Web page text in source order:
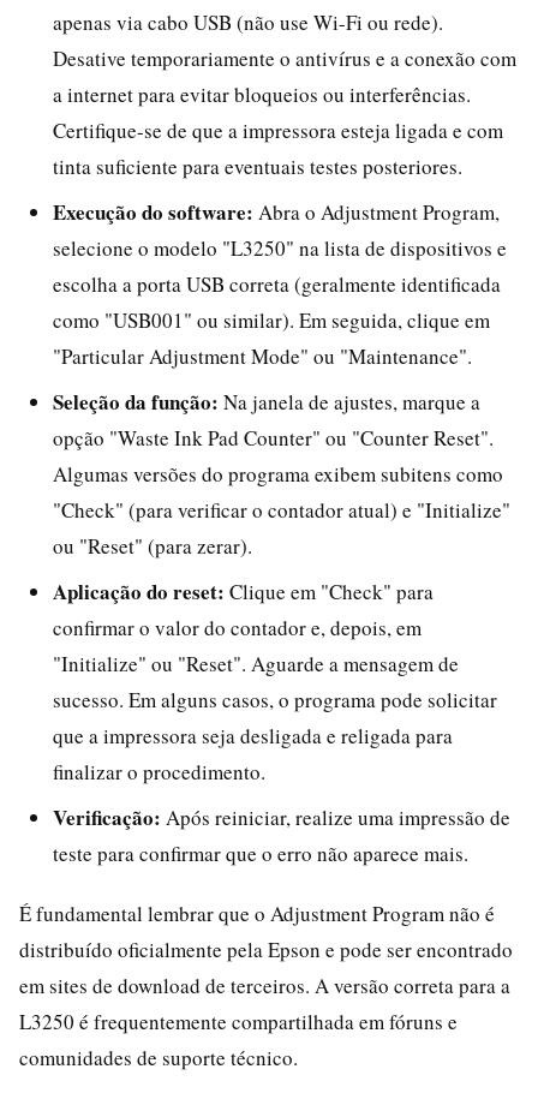
apenas via cabo USB (não use Wi-Fi ou rede).
Desative temporariamente o antivírus e a conexão com
a internet para evitar bloqueios ou interferências.
Certifique-se de que a impressora esteja ligada e com
tinta suficiente para eventuais testes posteriores.
Execução do software: Abra o Adjustment Program,
selecione o modelo "L3250" na lista de dispositivos e
escolha a porta USB correta (geralmente identificada
como "USB001" ou similar). Em seguida, clique em
"Particular Adjustment Mode" ou "Maintenance".
Seleção da função: Na janela de ajustes, marque a
opção "Waste Ink Pad Counter" ou "Counter Reset".
Algumas versões do programa exibem subitens como
"Check" (para verificar o contador atual) e "Initialize"
ou "Reset" (para zerar).
Aplicação do reset: Clique em "Check" para
confirmar o valor do contador e, depois, em
"Initialize" ou "Reset". Aguarde a mensagem de
sucesso. Em alguns casos, o programa pode solicitar
que a impressora seja desligada e religada para
finalizar o procedimento.
Verificação: Após reiniciar, realize uma impressão de
teste para confirmar que o erro não aparece mais.
É fundamental lembrar que o Adjustment Program não é
distribuído oficialmente pela Epson e pode ser encontrado
em sites de download de terceiros. A versão correta para a
L3250 é frequentemente compartilhada em fóruns e
comunidades de suporte técnico.